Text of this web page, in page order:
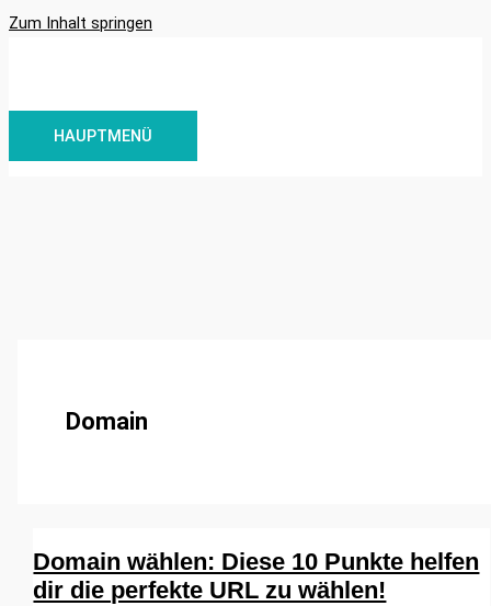
Zum Inhalt springen
HAUPTMENÜ
Domain
Domain wählen: Diese 10 Punkte helfen
dir die perfekte URL zu wählen!